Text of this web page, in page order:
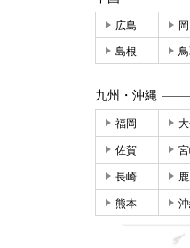
広島
島根
九州・沖縄
福岡
佐賀
長崎
熊本